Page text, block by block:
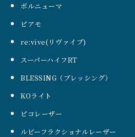
ボルニューマ
ピアモ
re:vive(リヴァイブ)
スーパーハイフRT
BLESSING（ブレッシング）
KOライト
ピコレーザー
ルビーフラクショナルレーザー